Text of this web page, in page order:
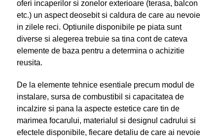
oferi incaperilor si zonelor exterioare (terasa, balcon
etc.) un aspect deosebit si caldura de care au nevoie
in zilele reci. Optiunile disponibile pe piata sunt
diverse si alegerea trebuie sa tina cont de cateva
elemente de baza pentru a determina o achizitie
reusita.
De la elemente tehnice esentiale precum modul de
instalare, sursa de combustibil si capacitatea de
incalzire si pana la aspecte estetice care tin de
marimea focarului, materialul si designul cadrului si
efectele disponibile, fiecare detaliu de care ai nevoie